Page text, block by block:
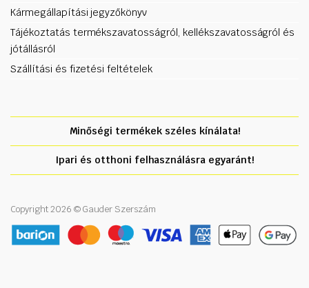
Kármegállapítási jegyzőkönyv
Tájékoztatás termékszavatosságról, kellékszavatosságról és
jótállásról
Szállítási és fizetési feltételek
Minőségi termékek széles kínálata!
Ipari és otthoni felhasználásra egyaránt!
Copyright 2026 © Gauder Szerszám